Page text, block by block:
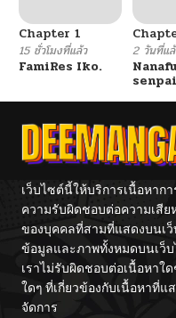
ตอนที่ 70
ตอนที่ 68
ตอนที่ 67
ตอนที่ 66
ตอนที่ 65
Chapter 1
15 ชั่วโมงที่แล้ว
FamiRes Iko.
2 วันที่แ
เว็บไซต์นี้ให้บริการเนื้อหาก
ความรับผิดชอบต่อความเสี
ของบุคคลที่สามที่แสดงบนเว็
ข้อมูลและภาพทั้งหมดบนเว็บ
เราไม่รับผิดชอบต่อเนื้อหา
ใดๆ ที่เกี่ยวข้องกับเนื้อหาที่
จัดการ